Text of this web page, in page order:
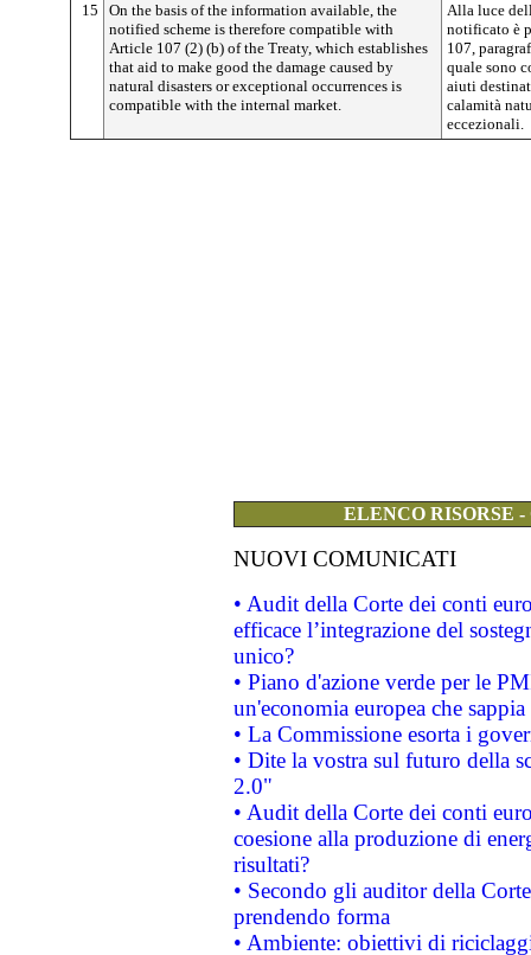
15
On the basis of the information available, the
notified scheme is therefore compatible with
Article 107 (2) (b) of the Treaty, which establishes
that aid to make good the damage caused by
natural disasters or exceptional occurrences is
compatible with the internal market.
Alla luce
notificato è
107,
quale sono
aiuti
calamità
eccezionali.
ELENCO RISORSE
NUOVI COMUNICATI
• Audit della Corte dei conti
efficace l’integrazione del
unico?
• Piano d'azione verde per le
un'economia europea che
• La Commissione esorta i
• Dite la vostra sul futuro della
2.0"
• Audit della Corte dei conti
coesione alla produzione di
risultati?
• Secondo gli auditor della
prendendo forma
• Ambiente: obiettivi di